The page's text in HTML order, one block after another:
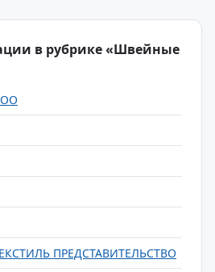
в рубрике «Швейные
ПРЕДСТАВИТЕЛЬСТВО